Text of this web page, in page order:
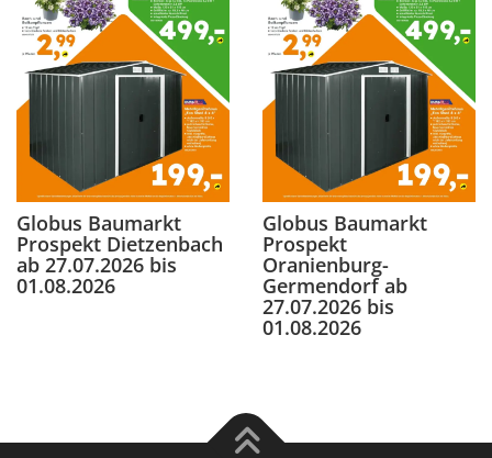
Globus Baumarkt
Prospekt Dietzenbach
ab 27.07.2026 bis
01.08.2026
Globus Baumarkt
Prospekt
Oranienburg-
Germendorf ab
27.07.2026 bis
01.08.2026